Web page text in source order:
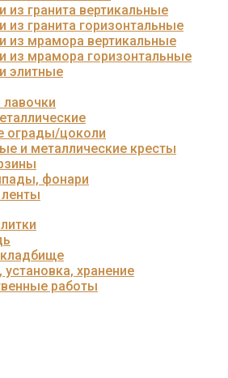
из гранита вертикальные
из гранита горизонтальные
из мрамора вертикальные
из мрамора горизонтальные
элитные
лавочки
ограды/цоколи
и металлические кресты
фонари
кладбище
хранение
работы